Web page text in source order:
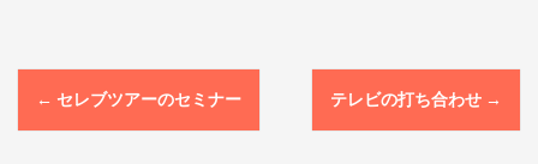
P
o
← セレブツアーのセミナー テレビの打ち合わせ →